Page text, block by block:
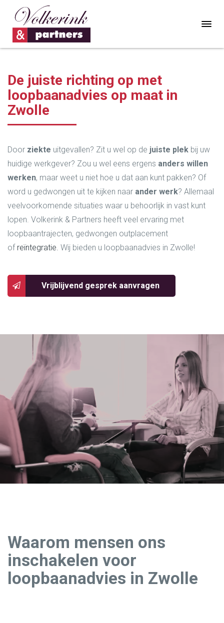
De juiste richting op met
loopbaanadvies op maat in
Zwolle
Door ziekte uitgevallen? Zit u wel op de juiste plek bij uw
huidige werkgever? Zou u wel eens ergens anders willen
werken, maar weet u niet hoe u dat aan kunt pakken? Of
word u gedwongen uit te kijken naar ander werk? Allemaal
veelvoorkomende situaties waar u behoorlijk in vast kunt
lopen. Volkerink & Partners heeft veel ervaring met
loopbaantrajecten, gedwongen outplacement
ofreïntegratie. Wij bieden u loopbaanadvies in Zwolle!
Vrijblijvend gesprek aanvragen
Waarom mensen ons
inschakelen voor
loopbaanadvies in Zwolle